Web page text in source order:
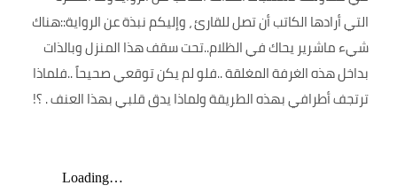
التي أرادها الكاتب أن تصل للقارئ ، وإليكم نبذة عن الرواية::هناك
شيء ماشرير يحاك في الظلام..تحت سقف هذا المنزل وبالذات
بداخل هذه الغرفة المغلقة ..فلو لم يكن توقعي صحيحاً ..فلماذا
ترتجف أطرافي بهذه الطريقة ولماذا يدق قلبي بهذا العنف . ؟!